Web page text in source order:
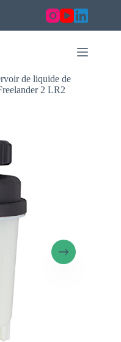
de liquide de
2 LR2